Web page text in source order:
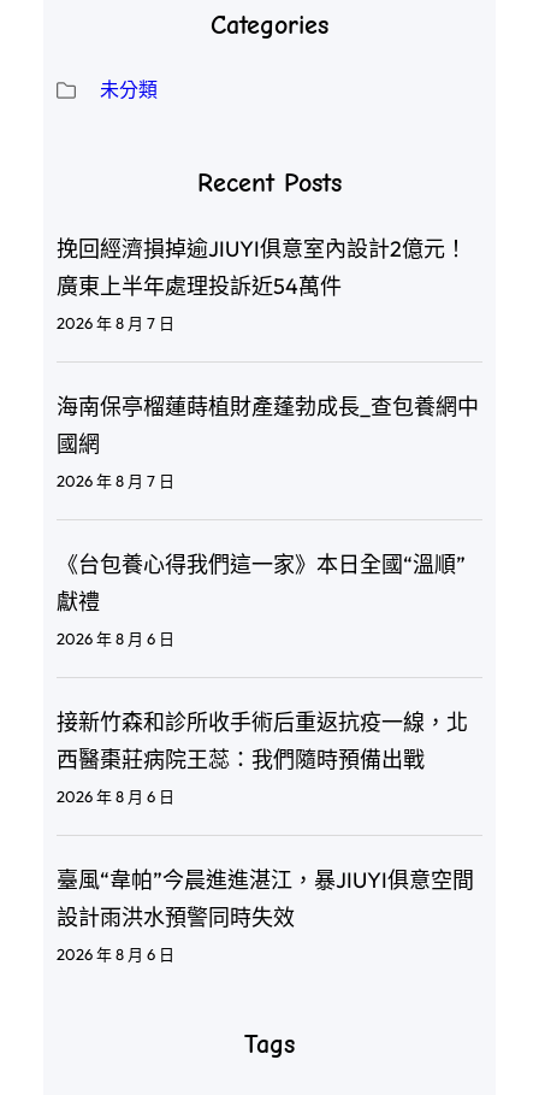
Categories
未分類
Recent Posts
挽回經濟損掉逾JIUYI俱意室內設計2億元！
廣東上半年處理投訴近54萬件
2026 年 8 月 7 日
海南保亭榴蓮蒔植財產蓬勃成長_查包養網中
國網
2026 年 8 月 7 日
《台包養心得我們這一家》本日全國“溫順”
獻禮
2026 年 8 月 6 日
接新竹森和診所收手術后重返抗疫一線，北
西醫棗莊病院王蕊：我們隨時預備出戰
2026 年 8 月 6 日
臺風“韋帕”今晨進進湛江，暴JIUYI俱意空間
設計雨洪水預警同時失效
2026 年 8 月 6 日
Tags